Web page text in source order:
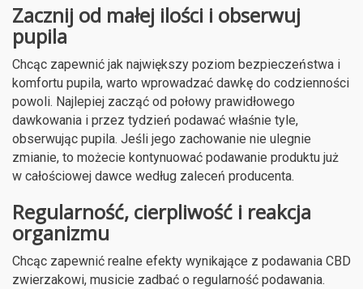
Zacznij od małej ilości i obserwuj
pupila
Chcąc zapewnić jak największy poziom bezpieczeństwa i
komfortu pupila, warto wprowadzać dawkę do codzienności
powoli. Najlepiej zacząć od połowy prawidłowego
dawkowania i przez tydzień podawać właśnie tyle,
obserwując pupila. Jeśli jego zachowanie nie ulegnie
zmianie, to możecie kontynuować podawanie produktu już
w całościowej dawce według zaleceń producenta.
Regularność, cierpliwość i reakcja
organizmu
Chcąc zapewnić realne efekty wynikające z podawania CBD
zwierzakowi, musicie zadbać o regularność podawania.